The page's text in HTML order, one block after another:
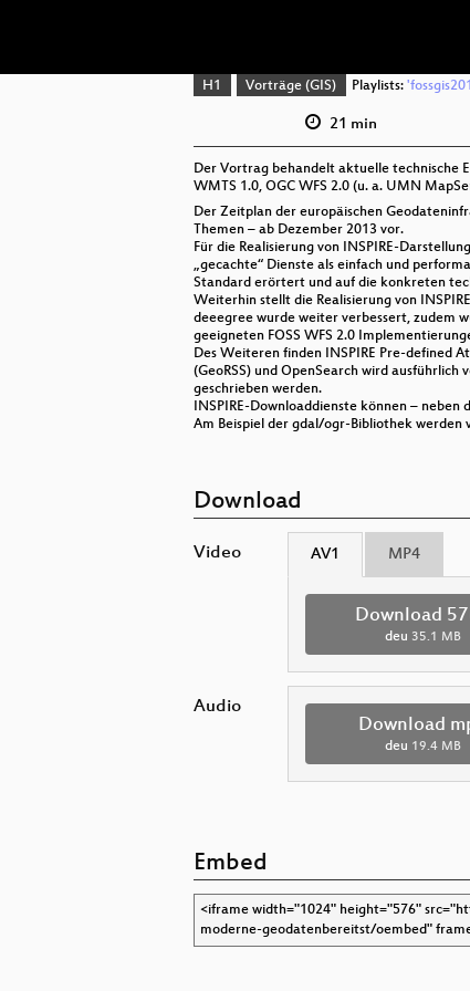
H1 Vorträge (GIS) Playlists:
21 min
Der Vortrag behandelt aktuelle technische
WMTS 1.0, OGC WFS 2.0 (u. a. UMN
Der Zeitplan der europäischen
Themen – ab Dezember 2013 vor.
Für die Realisierung von INSPIRE-
„gecachte“ Dienste als einfach und
Standard erörtert und auf die konkreten
Weiterhin stellt die Realisierung von
deeegree wurde weiter verbessert, zudem
geeigneten FOSS WFS 2.0
Des Weiteren finden INSPIRE Pre-defined
(GeoRSS) und OpenSearch wird
geschrieben werden.
INSPIRE-Downloaddienste können –
Am Beispiel der gdal/ogr-Bibliothek
Download
Video AV1 MP4
Download
deu 35.1 MB
Audio
Download
deu 19.4 MB
Embed